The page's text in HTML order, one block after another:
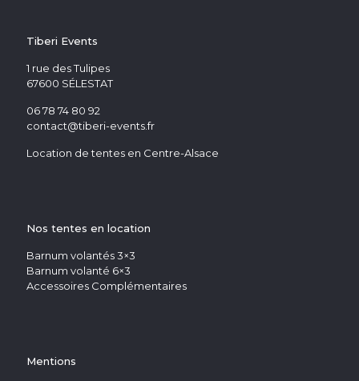
Tiberi Events
1 rue des Tulipes
67600 SÉLESTAT
06 78 74 80 92
contact@tiberi-events.fr
Location de tentes en Centre-Alsace
Nos tentes en location
Barnum volantés 3×3
Barnum volanté 6×3
Accessoires Complémentaires
Mentions